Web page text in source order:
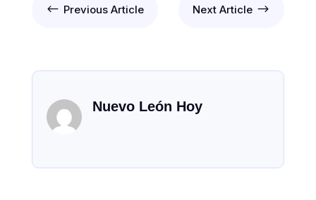
# Previous Article Next Article $
Nuevo León Hoy